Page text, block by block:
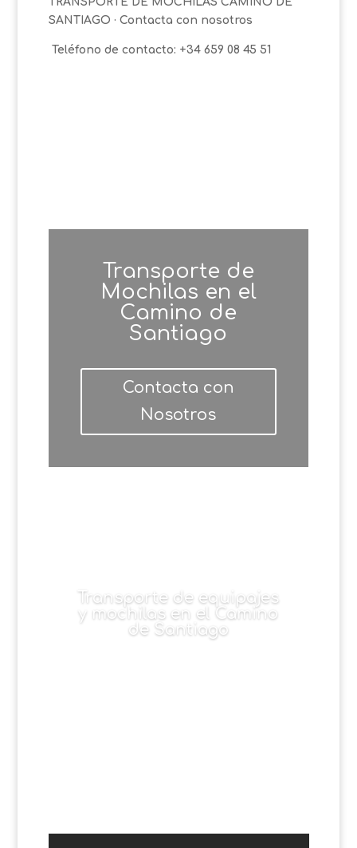
SANTIAGO · Contacta con nosotros
Teléfono de contacto: +34 659 08 45 51
Transporte de
Mochilas en el
Camino de
Santiago
Contacta con
Nosotros
Transporte de equipajes
y mochilas en el Camino
de Santiago